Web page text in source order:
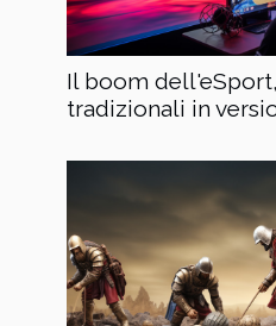
Il boom
tradizionali in